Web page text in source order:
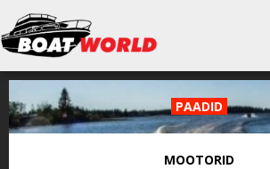
content
PAADID
MOOTORID